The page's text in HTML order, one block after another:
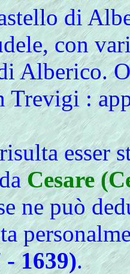
di
con
Alberico.
Trevigi :
esser
Cesare
ne può
- 1639).